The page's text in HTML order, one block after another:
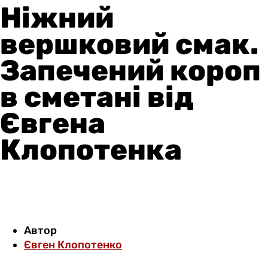
Ніжний
вершковий смак.
Запечений короп
в сметані від
Євгена
Клопотенка
Автор
Євген Клопотенко